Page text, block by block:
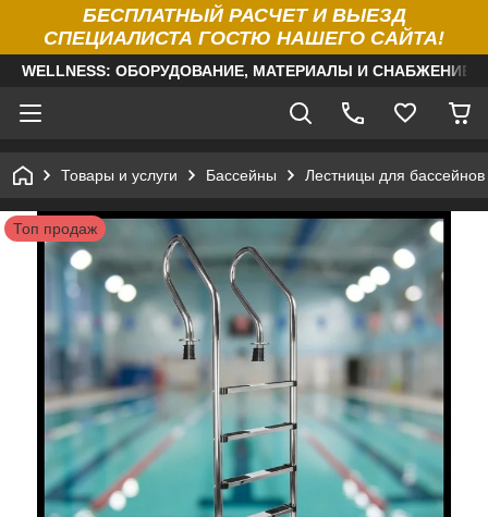
БЕСПЛАТНЫЙ РАСЧЕТ И ВЫЕЗД
СПЕЦИАЛИСТА ГОСТЮ НАШЕГО САЙТА!
WELLNESS: ОБОРУДОВАНИЕ, МАТЕРИАЛЫ И
Товары и услуги Бассейны Лестницы для бассейнов
Топ продаж